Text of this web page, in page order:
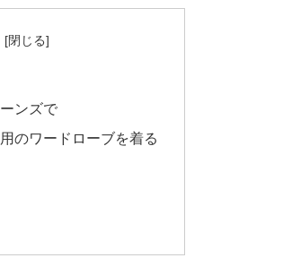
ンズで
のワードローブを着る